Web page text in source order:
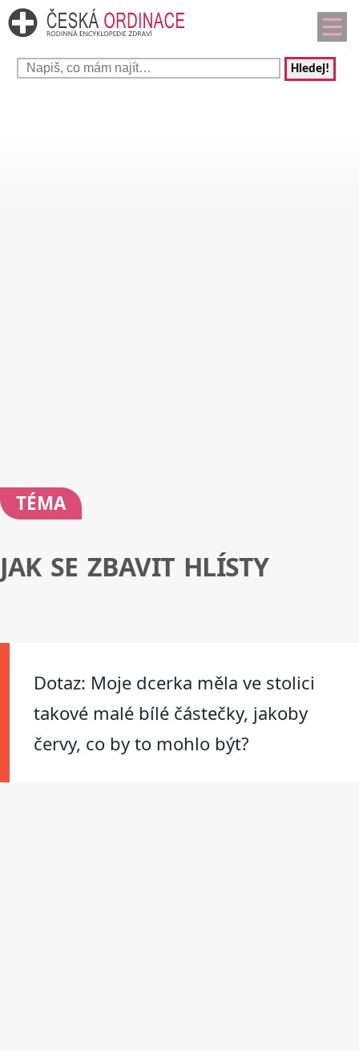
Hledej!
TÉMA
JAK SE ZBAVIT HLÍSTY
Dotaz: Moje dcerka měla ve stolici
takové malé bílé částečky, jakoby
červy, co by to mohlo být?